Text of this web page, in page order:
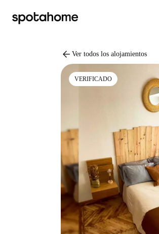
arrow_back Ver todos los alojamientos
VERIFICADO